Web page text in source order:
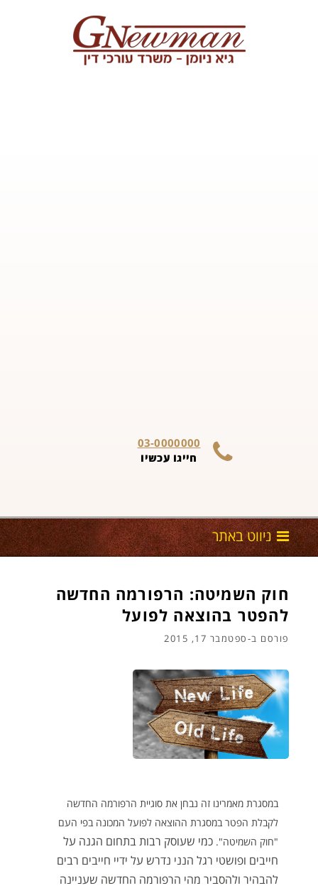
03-0000000
חייגו עכשיו
חוק השמיטה: הרפורמה החדשה
להפטר בהוצאה לפועל
פורסם ב-ספטמבר 17, 2015
במסגרת מאמרינו זה נבחן את סוגיית הרפורמה החדשה
לקבלת הפטר במסגרת ההוצאה לפועל המכונה בפי העם
"חוק השמיטה".כמי שעוסק רבות בתחום הגנה על
חייבים ופושטי רגל הנני נדרש על ידיי חייבים רבים
להבהיר ולהסביר מהי הרפורמה החדשה שעניינה